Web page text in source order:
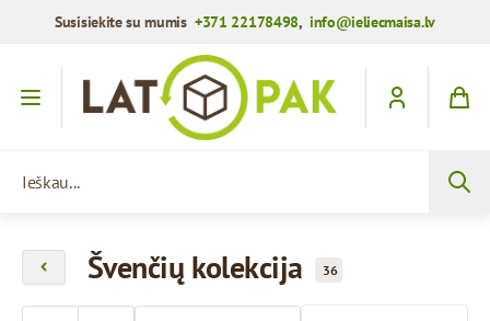
Susisiekite su mumis+371 22178498, info@ieliecmaisa.lv
Švenčių kolekcija 36